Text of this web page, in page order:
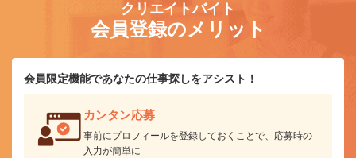
クリエイトバイト
会員登録のメリット
会員限定機能であなたの仕事探しをアシスト！
カンタン応募
事前にプロフィールを登録しておくことで、応募時の
入力が簡単に